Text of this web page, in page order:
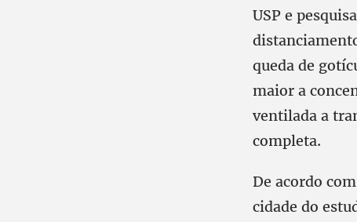
USP e
queda de
maior a
ventilada a
completa.
De acordo
cidade do